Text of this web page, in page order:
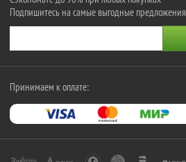
Подпишитесь на самые выгодные предложения
Принимаем к оплате: